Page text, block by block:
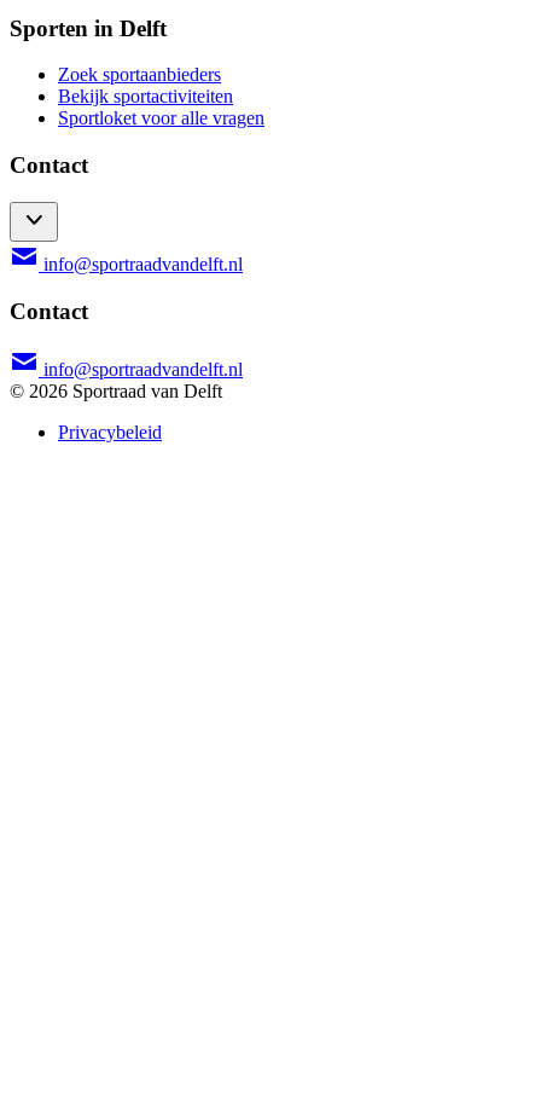
Sporten in Delft
Zoek sportaanbieders
Bekijk sportactiviteiten
Sportloket voor alle vragen
Contact
info@sportraadvandelft.nl
Contact
info@sportraadvandelft.nl
© 2026 Sportraad van Delft
Privacybeleid